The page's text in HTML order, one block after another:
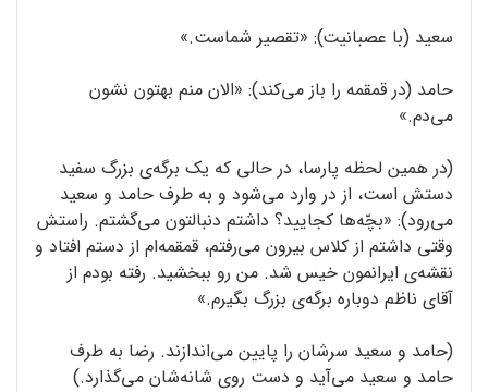
سعید (با عصبانیت): «تقصیر شماست.»
حامد (در قمقمه را باز می‌کند): «الان منم بهتون نشون
می‌دم.»
(در همین لحظه پارسا، در حالی که یک برگه‌ی بزرگ سفید
دستش است، از در وارد می‌شود و به طرف حامد و سعید
می‌رود): «بچّه‌ها کجایید؟ داشتم دنبالتون می‌گشتم. راستش
وقتی داشتم از کلاس بیرون می‌رفتم، قمقمه‌ام از دستم افتاد و
نقشه‌ی ایرانمون خیس شد. من رو ببخشید. رفته بودم از
آقای ناظم دوباره برگه‌ی بزرگ بگیرم.»
(حامد و سعید سرشان را پایین می‌اندازند. رضا به طرف
حامد و سعید می‌آید و دست روی شانه‌شان می‌گذارد.)